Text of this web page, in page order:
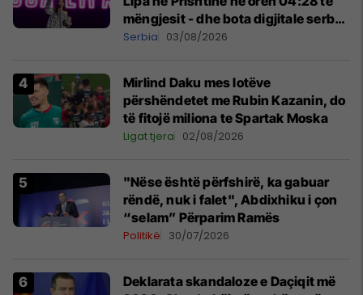
mëngjesit - dhe bota digjitale serbe
shpall gjendjen e luftës
Serbia 03/08/2026
Mirlind Daku mes lotëve
përshëndetet me Rubin Kazanin, do
të fitojë miliona te Spartak Moska
Ligat tjera 02/08/2026
"Nëse është përfshirë, ka gabuar
rëndë, nuk i falet", Abdixhiku i çon
“selam” Përparim Ramës
Politikë 30/07/2026
​Deklarata skandaloze e Daçiqit më